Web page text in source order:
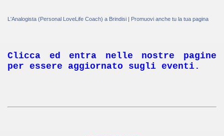
L'Analogista (Personal LoveLife Coach) a Brindisi | Promuovi anche tu la tua pagina
Clicca ed entra nelle nostre pagine
per essere aggiornato sugli eventi.